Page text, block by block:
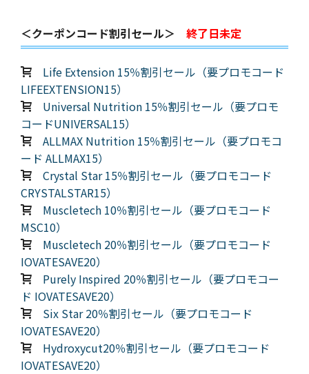
＜クーポンコード割引セール＞ 終了日未定
Life Extension 15％割引セール（要プロモコード
LIFEEXTENSION15）
Universal Nutrition 15％割引セール（要プロモ
コードUNIVERSAL15）
ALLMAX Nutrition 15％割引セール（要プロモコ
ード ALLMAX15）
Crystal Star 15％割引セール（要プロモコード
CRYSTALSTAR15）
Muscletech 10％割引セール（要プロモコード
MSC10）
Muscletech 20％割引セール（要プロモコード
IOVATESAVE20）
Purely Inspired 20％割引セール（要プロモコー
ド IOVATESAVE20）
Six Star 20％割引セール（要プロモコード
IOVATESAVE20）
Hydroxycut20％割引セール（要プロモコード
IOVATESAVE20）